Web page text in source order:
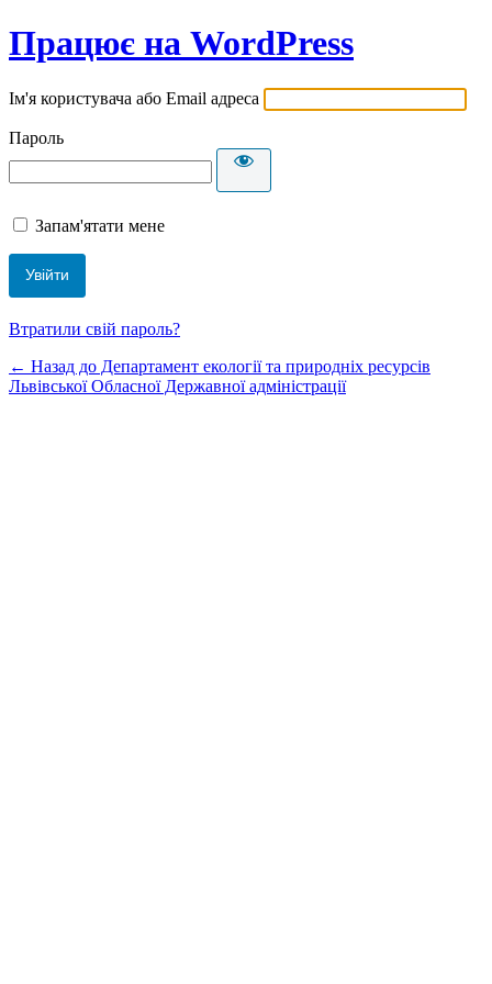
Працює на WordPress
Ім'я користувача або Email адреса
Пароль
Запам'ятати мене
Втратили свій пароль?
← Назад до Департамент екології та природніх ресурсів
Львівської Обласної Державної адміністрації